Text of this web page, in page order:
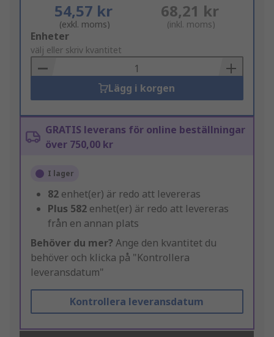
54,57 kr
(exkl. moms)
68,21 kr
(inkl. moms)
Add
to
Basket
Enheter
välj eller skriv kvantitet
Lägg i korgen
GRATIS leverans för online beställningar
över 750,00 kr
I lager
82 enhet(er) är redo att levereras
Plus 582 enhet(er) är redo att levereras
från en annan plats
Behöver du mer? Ange den kvantitet du
behöver och klicka på "Kontrollera
leveransdatum"
Kontrollera leveransdatum